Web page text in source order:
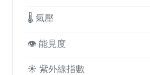
🌡️ 氣壓
👁️ 能見度
☀️ 紫外線指數